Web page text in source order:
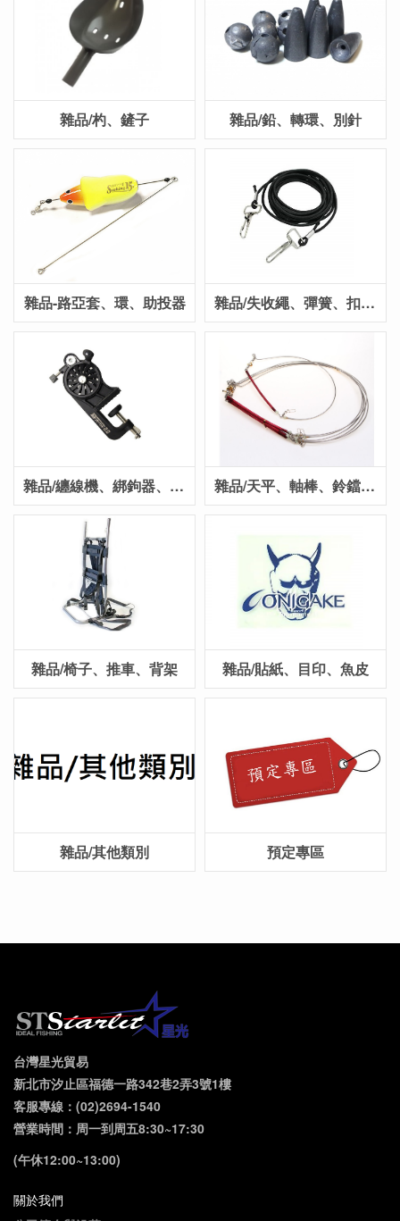
雜品/杓、鏟子 雜品/鉛、轉環、別針
雜品-路亞套、環、助投器 雜品/失收繩、彈簧、扣、束帶
雜品/纏線機、綁鉤器、線結 雜品/天平、軸棒、鈴鐺、誘餌籠
雜品/椅子、推車、背架 雜品/貼紙、目印、魚皮
雜品/其他類別 預定專區
台灣星光貿易
新北市汐止區福德一路342巷2弄3號1樓
客服專線：(02)2694-1540
營業時間：周一到周五8:30~17:30
(午休12:00~13:00)
關於我們